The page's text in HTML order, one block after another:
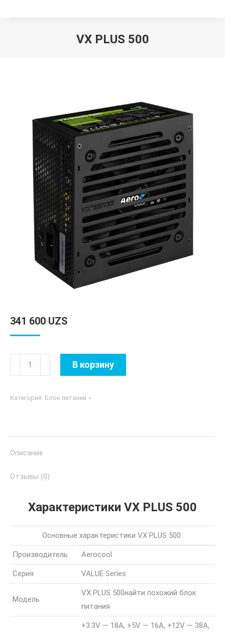
VX PLUS 500
341 600 UZS
Количество
товара
PLUS
В корзину
Категория: Блок питании
Описание
Отзывы (0)
Характеристики VX PLUS 500
Основные характеристики VX PLUS 500
Производитель Aerocool
Серия VALUE Series
Модель
VX PLUS 500найти похожий блок
питания
+3.3V — 18A, +5V — 16A, +12V — 38A,